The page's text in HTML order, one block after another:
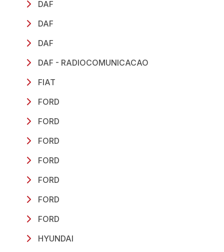
DAF
DAF
DAF
DAF - RADIOCOMUNICACAO
FIAT
FORD
FORD
FORD
FORD
FORD
FORD
FORD
HYUNDAI